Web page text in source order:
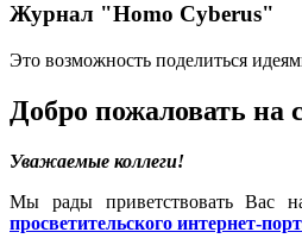
Журнал "Homo Cyberus"
Это возможность поделиться
Добро пожаловать на
Уважаемые коллеги!
Мы рады приветствовать Вас
просветительского интернет-